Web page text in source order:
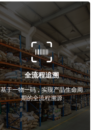
全流程追溯
基于一物一码，实现产品生命周
期的全流程溯源